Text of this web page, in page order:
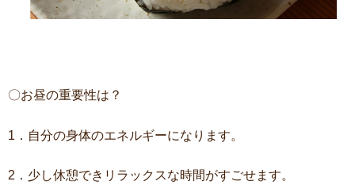
〇お昼の重要性は？
1．自分の身体のエネルギーになります。
2．少し休憩できリラックスな時間がすごせます。